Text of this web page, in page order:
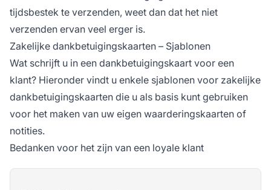
tijdsbestek te verzenden, weet dan dat het niet
verzenden ervan veel erger is.
Zakelijke dankbetuigingskaarten – Sjablonen
Wat schrijft u in een dankbetuigingskaart voor een
klant? Hieronder vindt u enkele sjablonen voor zakelijke
dankbetuigingskaarten die u als basis kunt gebruiken
voor het maken van uw eigen waarderingskaarten of
notities.
Bedanken voor het zijn van een loyale klant